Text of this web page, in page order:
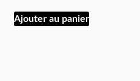
Ajouter au panier